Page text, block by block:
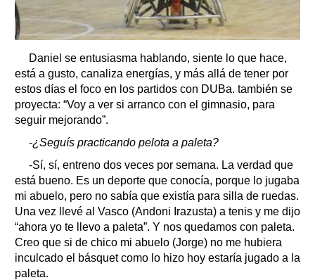
Daniel se entusiasma hablando, siente lo que hace,
está a gusto, canaliza energías, y más allá de tener por
estos días el foco en los partidos con DUBa. también se
proyecta: “Voy a ver si arranco con el gimnasio, para
seguir mejorando”.
-¿Seguís practicando pelota a paleta?
-Sí, sí, entreno dos veces por semana. La verdad que
está bueno. Es un deporte que conocía, porque lo jugaba
mi abuelo, pero no sabía que existía para silla de ruedas.
Una vez llevé al Vasco (Andoni Irazusta) a tenis y me dijo
“ahora yo te llevo a paleta”. Y nos quedamos con paleta.
Creo que si de chico mi abuelo (Jorge) no me hubiera
inculcado el básquet como lo hizo hoy estaría jugado a la
paleta.